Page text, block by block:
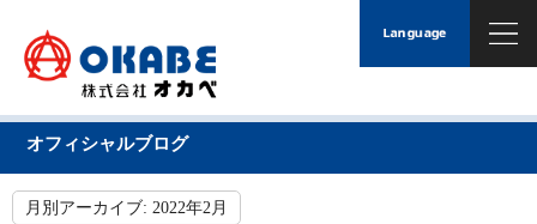
オフィシャルブログ
月別アーカイブ: 2022年2月